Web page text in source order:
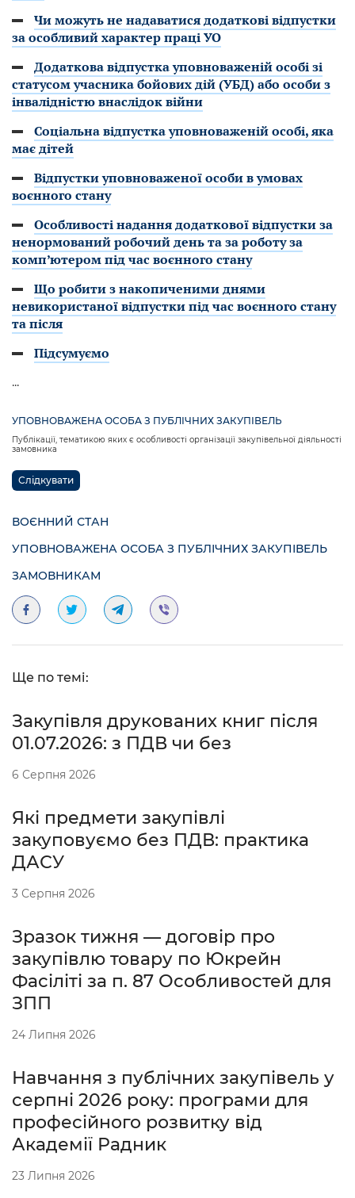
Чи можуть не надаватися додаткові відпустки
за особливий характер праці УО
Додаткова відпустка уповноваженій особі зі
статусом учасника бойових дій (УБД) або особи з
інвалідністю внаслідок війни
Соціальна відпустка уповноваженій особі, яка
має дітей
Відпустки уповноваженої особи в умовах
воєнного стану
Особливості надання додаткової відпустки за
ненормований робочий день та за роботу за
комп’ютером під час воєнного стану
Що робити з накопиченими днями
невикористаної відпустки під час воєнного стану
та після
Підсумуємо
...
УПОВНОВАЖЕНА ОСОБА З ПУБЛІЧНИХ ЗАКУПІВЕЛЬ
Публікації, тематикою яких є особливості організації закупівельної діяльності
замовника
Слідкувати
ВОЄННИЙ СТАН
УПОВНОВАЖЕНА ОСОБА З ПУБЛІЧНИХ ЗАКУПІВЕЛЬ
ЗАМОВНИКАМ
Ще по темі:
Закупівля друкованих книг після
01.07.2026: з ПДВ чи без
6 Серпня 2026
Які предмети закупівлі
закуповуємо без ПДВ: практика
ДАСУ
3 Серпня 2026
Зразок тижня — договір про
закупівлю товару по Юкрейн
Фасіліті за п. 87 Особливостей для
ЗПП
24 Липня 2026
Навчання з публічних закупівель у
серпні 2026 року: програми для
професійного розвитку від
Академії Радник
23 Липня 2026